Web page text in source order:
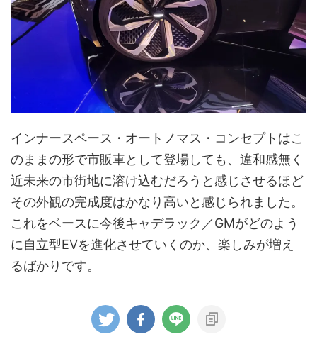
インナースペース・オートノマス・コンセプトはこ
のままの形で市販車として登場しても、違和感無く
近未来の市街地に溶け込むだろうと感じさせるほど
その外観の完成度はかなり高いと感じられました。
これをベースに今後キャデラック／GMがどのよう
に自立型EVを進化させていくのか、楽しみが増え
るばかりです。